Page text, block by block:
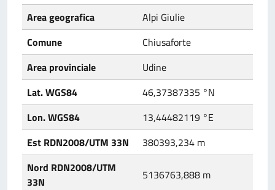
Area geografica
Alpi Giulie
Comune
Chiusaforte
Area provinciale
Udine
Lat. WGS84
46,37387335 °N
Lon. WGS84
13,44482119 °E
Est RDN2008/UTM 33N
380393,234 m
Nord RDN2008/UTM
33N
5136763,888 m